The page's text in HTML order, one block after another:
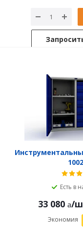
Есть в
33 080 /
Экономия